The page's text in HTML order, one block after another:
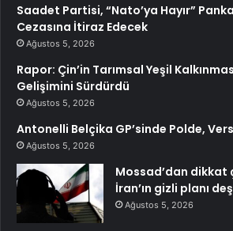
Saadet Partisi, “Nato’ya Hayır”
Cezasına İtiraz Edecek
Ağustos 5, 2026
Rapor: Çin’in Tarımsal Yeşil
Gelişimini Sürdürdü
Ağustos 5, 2026
Antonelli Belçika GP’sinde Polde,
Ağustos 5, 2026
Mossad’dan dikkat
İran’ın gizli planı
Ağustos 5, 2026